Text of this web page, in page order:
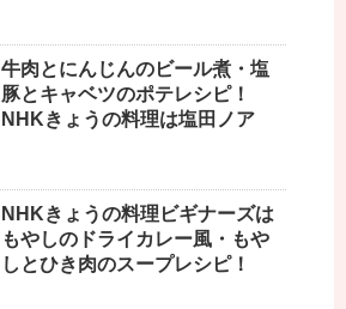
牛肉とにんじんのビール煮・塩
豚とキャベツのポテレシピ！
NHKきょうの料理は塩田ノア
NHKきょうの料理ビギナーズは
もやしのドライカレー風・もや
しとひき肉のスープレシピ！